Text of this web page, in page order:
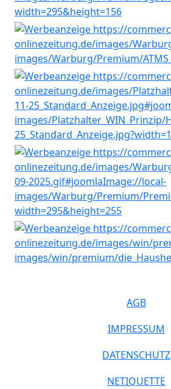
AGB
IMPRESSUM
DATENSCHUTZ
NETIQUETTE